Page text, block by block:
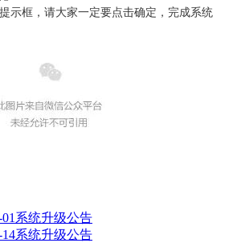
提示框 ， 请大家一定要点击确定 ， 完成系统
01系统升级公告
14系统升级公告